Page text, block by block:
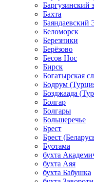
Баргузинский
Бахта
Баяндаевский
Беломорск
Березники
Берёзово
Бесов Нос
Бирск
Богатырская
Бодрум
Бозджаада
Болгар
Болгары
Большеречье
Брест
Брест
Буотама
бухта
бухта Аяя
бухта Бабушка